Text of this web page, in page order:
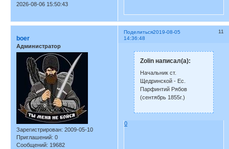
2026-08-06 15:50:43
Поделиться 11
2019-08-05
14:36:48
boer
Администратор
Зарегистрирован: 2009-05-10
Приглашений: 0
Сообщений: 19682
Zolin написал(а):
Начальник ст.
Щедринской - Ес.
Парфинтий Рябов
(сентябрь 1855г.)
0